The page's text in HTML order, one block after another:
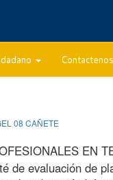
Contactenos
08 CAÑETE
EN
de evaluación de